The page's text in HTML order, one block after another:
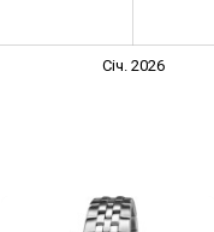
Січ. 2026